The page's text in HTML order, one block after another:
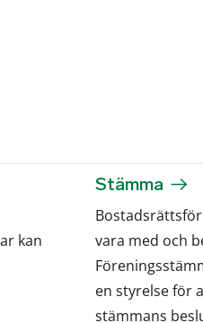
kan
Stämma
vara med och
en styrelse för
stämmans